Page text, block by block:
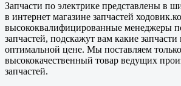
Запчасти по электрике представлены в
в интернет магазине запчастей
высококвалифицированные менеджеры
запчастей, подскажут вам какие
оптимальной цене. Мы поставляем только
высококачественный товар ведущих
запчастей.